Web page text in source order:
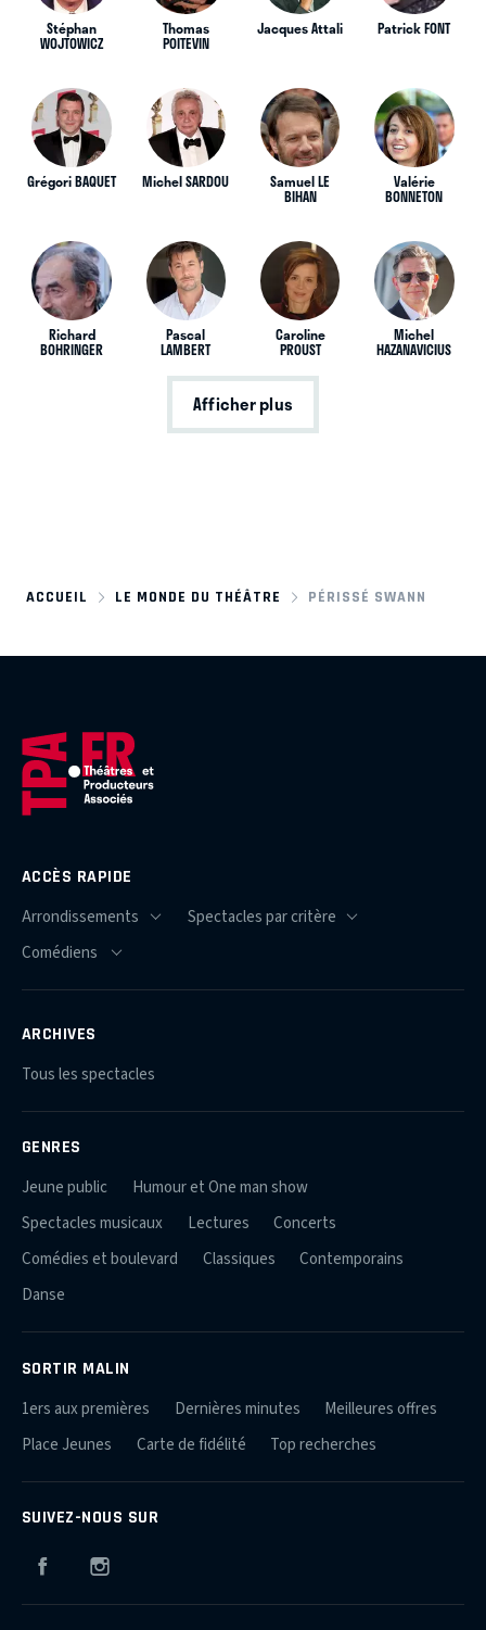
Stéphan
WOJTOWICZ
Thomas
POITEVIN
Jacques Attali Patrick FONT
Grégori BAQUET Michel SARDOU Samuel LE
BIHAN
Valérie
BONNETON
Richard
BOHRINGER
Pascal
LAMBERT
Caroline
PROUST
Michel
HAZANAVICIUS
Afficher plus
ACCUEIL LE MONDE DU THÉÂTRE PÉRISSÉ SWANN
ACCÈS RAPIDE
ARCHIVES
Tous les spectacles
GENRES
Jeune public
Humour et One man show
Spectacles musicaux
Lectures
Concerts
Comédies et boulevard
Classiques
Contemporains
Danse
SORTIR MALIN
1ers aux premières Dernières minutes
Meilleures offres
Place Jeunes
Carte de fidélité Top recherches
SUIVEZ-NOUS SUR
Facebook